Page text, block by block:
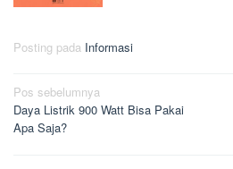
Posting pada Informasi
Navigasi
pos
Pos sebelumnya
Daya Listrik 900 Watt Bisa Pakai
Apa Saja?